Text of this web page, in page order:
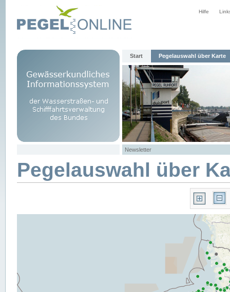
Hilfe
Start Pegelauswahl über Karte
Newsletter
Pegelauswahl über